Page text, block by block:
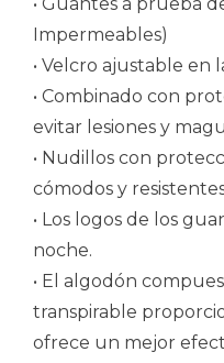
Impermeables)
• Velcro ajustable en
• Combinado con
evitar lesiones y
• Nudillos con
cómodos y
• Los logos de los
noche.
• El algodón
transpirable
ofrece un mejor